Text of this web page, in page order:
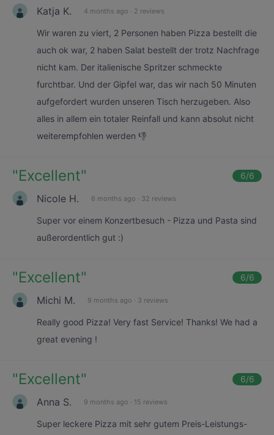
Katja K. 4 months ago · 2 reviews
Wir waren zu viert, 2 Personen haben Pizza bestellt die
auch ok war, 2 haben Salat bestellt der trotz Nachfrage
nicht kam. Der italienische Spritzer schmeckte
furchtbar. Und der Gipfel war, das wir nach 50 Minuten
aufgefordert wurden unseren Tisch herzugeben. Also
alles in allem ein totaler Reinfall und kann absolut nicht
weiterempfohlen werden 👎
"Excellent" 6/6
Nicole H. 6 months ago · 32 reviews
Super vor einem Konzertbesuch - Pizza und Pasta sind
außerordentlich gut :)
"Excellent" 6/6
Michi M. 9 months ago · 3 reviews
Really good Pizza! Very fast Service! Thanks! We had a
great evening !
"Excellent" 6/6
Anna S. 9 months ago · 15 reviews
Super leckere Pizza mit sehr gutem Preis-Leistungs-